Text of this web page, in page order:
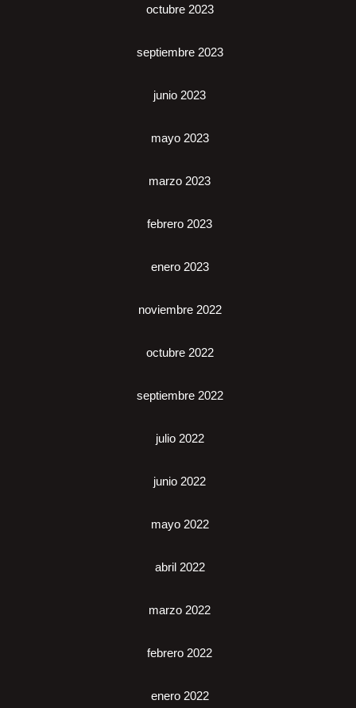
octubre 2023
septiembre 2023
junio 2023
mayo 2023
marzo 2023
febrero 2023
enero 2023
noviembre 2022
octubre 2022
septiembre 2022
julio 2022
junio 2022
mayo 2022
abril 2022
marzo 2022
febrero 2022
enero 2022